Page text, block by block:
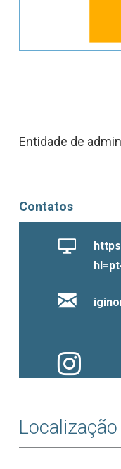
Entidade de
Contatos
Localização